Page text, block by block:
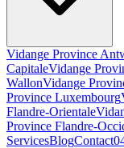
Vidange Province
CapitaleVidange
WallonVidange
Province Luxembourg
Flandre-Orientale
Province Flandre-
ServicesBlogContact